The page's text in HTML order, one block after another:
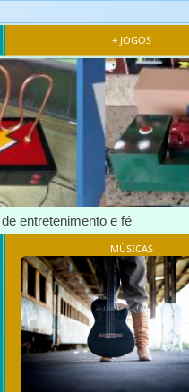
+ JOGOS
entretenimento e fé
MÚSICAS